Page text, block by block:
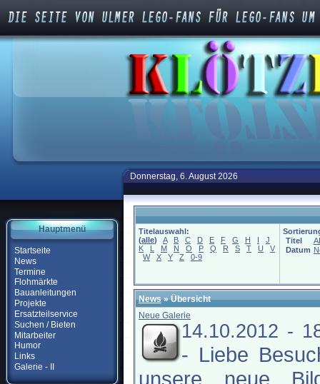
Hauptmenü
Startseite
News
Termine
Flohmärkte
Bauanleitungen
Projekte
Ersatzteilservice
Suchen / Bieten
Mitarbeiter
Humor
Links
Galerie - II
Donnerstag, 6. August 2026
Titelauswahl:
(alle) A B C D E F G H I
J
K
L M N O P Q R S T U
V
W
X Y Z 0-9
Titel
Datum
News» Übersicht
Neue Galerie
14.10.2012 -
- Liebe
unsere neue